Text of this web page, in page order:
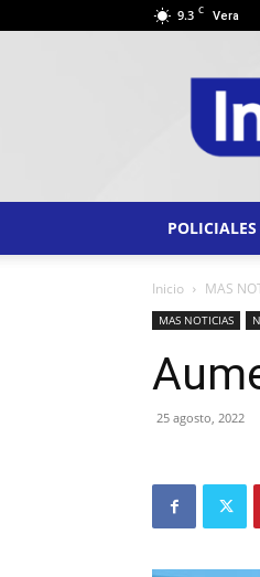
9.3 C Vera
POLICIALES
Inicio MAS
MAS NOTICIAS
25 agosto, 2022